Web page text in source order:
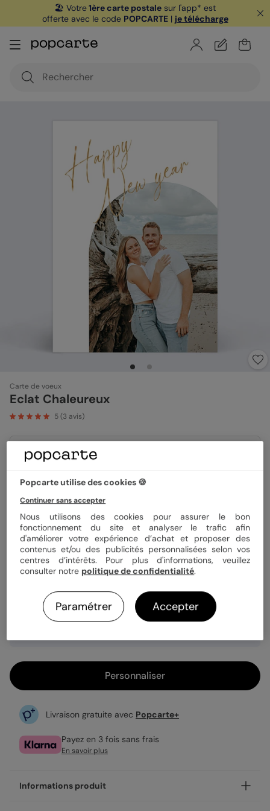
🏖️ Votre1ère carte postale sur l'app* est
offerte avec le code POPCARTE| je télécharge
Carte de voeux
Eclat Chaleureux
5(3 avis)
Format
Papier
Quantité 1 carte
3,49 €
Enveloppe blanche offerte
Fabrication française
Personnaliser
Livraison gratuite avec Popcarte+
Payez en 3 fois sans frais
En savoir plus
Informations produit
Popcarte utilise des cookies 🍪
Continuer sans accepter
Nous utilisons des cookies pour assurer le bon
fonctionnement du site et analyser le trafic afin
d'améliorer votre expérience d’achat et proposer des
contenus et/ou des publicités personnalisées selon vos
centres d’intérêts. Pour plus d'informations, veuillez
consulter notre politique de confidentialité.
Paramétrer Accepter